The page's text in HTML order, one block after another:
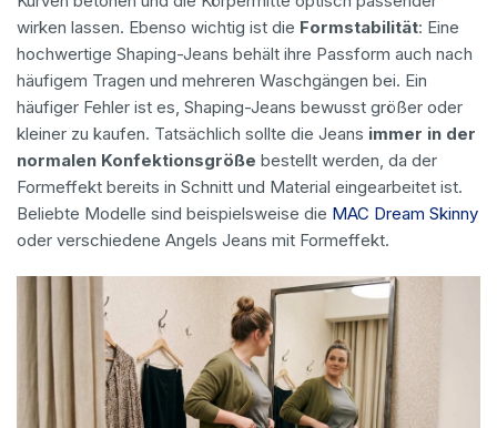
wirken lassen. Ebenso wichtig ist die Formstabilität: Eine
hochwertige Shaping-Jeans behält ihre Passform auch nach
häufigem Tragen und mehreren Waschgängen bei. Ein
häufiger Fehler ist es, Shaping-Jeans bewusst größer oder
kleiner zu kaufen. Tatsächlich sollte die Jeans immer in der
normalen Konfektionsgröße bestellt werden, da der
Formeffekt bereits in Schnitt und Material eingearbeitet ist.
Beliebte Modelle sind beispielsweise die MAC Dream Skinny
oder verschiedene Angels Jeans mit Formeffekt.